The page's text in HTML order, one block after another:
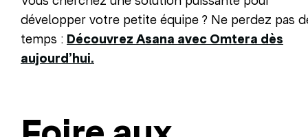
développer votre petite équipe ? Ne perdez pas
temps : Découvrez Asana avec Omtera dès
aujourd’hui.